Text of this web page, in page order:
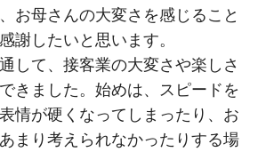
お母さんの大変さを感じること
謝したいと思います。
して、接客業の大変さや楽しさ
きました。始めは、スピードを
情が硬くなってしまったり、お
まり考えられなかったりする場